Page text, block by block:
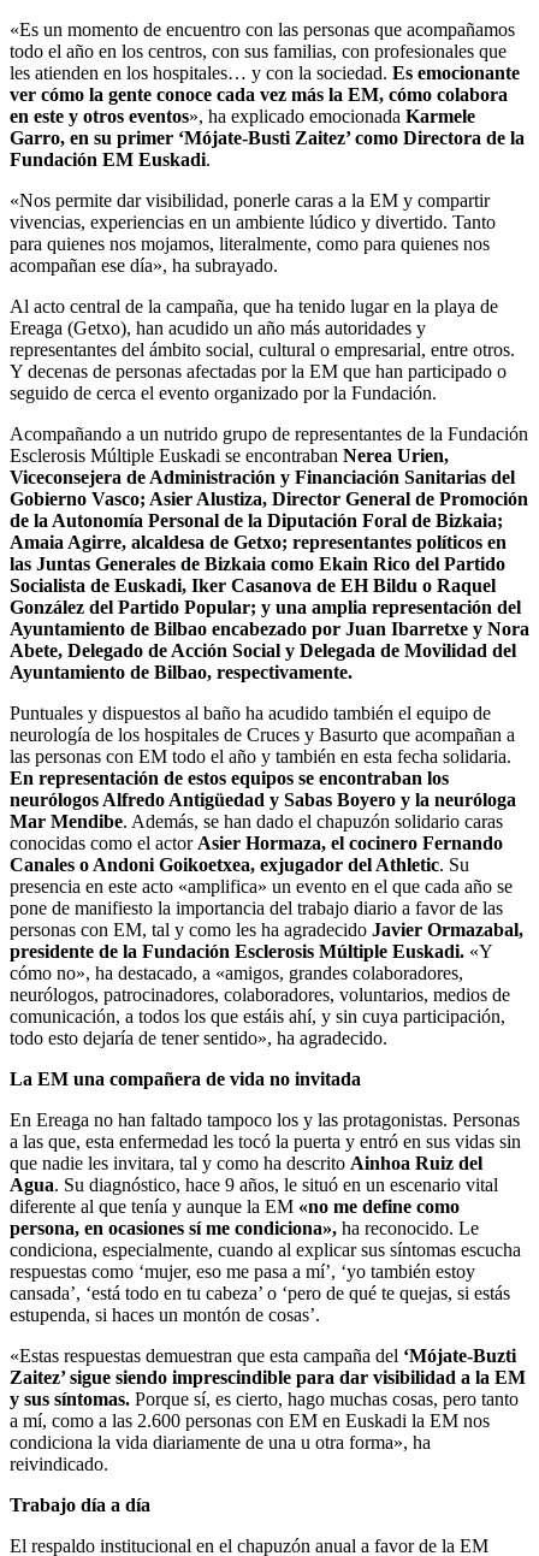
«Es un momento de encuentro con las personas que acompañamos
todo el año en los centros, con sus familias, con profesionales que
les atienden en los hospitales… y con la sociedad. Es emocionante
ver cómo la gente conoce cada vez más la EM, cómo colabora
en este y otros eventos», ha explicado emocionada Karmele
Garro, en su primer ‘Mójate-Busti Zaitez’ como Directora de la
Fundación EM Euskadi.
«Nos permite dar visibilidad, ponerle caras a la EM y compartir
vivencias, experiencias en un ambiente lúdico y divertido. Tanto
para quienes nos mojamos, literalmente, como para quienes nos
acompañan ese día», ha subrayado.
Al acto central de la campaña, que ha tenido lugar en la playa de
Ereaga (Getxo), han acudido un año más autoridades y
representantes del ámbito social, cultural o empresarial, entre otros.
Y decenas de personas afectadas por la EM que han participado o
seguido de cerca el evento organizado por la Fundación.
Acompañando a un nutrido grupo de representantes de la Fundación
Esclerosis Múltiple Euskadi se encontraban Nerea Urien,
Viceconsejera de Administración y Financiación Sanitarias del
Gobierno Vasco; Asier Alustiza, Director General de Promoción
de la Autonomía Personal de la Diputación Foral de Bizkaia;
Amaia Agirre, alcaldesa de Getxo; representantes políticos en
las Juntas Generales de Bizkaia como Ekain Rico del Partido
Socialista de Euskadi, Iker Casanova de EH Bildu o Raquel
González del Partido Popular; y una amplia representación del
Ayuntamiento de Bilbao encabezado por Juan Ibarretxe y Nora
Abete, Delegado de Acción Social y Delegada de Movilidad del
Ayuntamiento de Bilbao, respectivamente.
Puntuales y dispuestos al baño ha acudido también el equipo de
neurología de los hospitales de Cruces y Basurto que acompañan a
las personas con EM todo el año y también en esta fecha solidaria.
En representación de estos equipos se encontraban los
neurólogos Alfredo Antigüedad y Sabas Boyero y la neuróloga
Mar Mendibe. Además, se han dado el chapuzón solidario caras
conocidas como el actor Asier Hormaza, el cocinero Fernando
Canales o Andoni Goikoetxea, exjugador del Athletic. Su
presencia en este acto «amplifica» un evento en el que cada año se
pone de manifiesto la importancia del trabajo diario a favor de las
personas con EM, tal y como les ha agradecido Javier Ormazabal,
presidente de la Fundación Esclerosis Múltiple Euskadi. «Y
cómo no», ha destacado, a «amigos, grandes colaboradores,
neurólogos, patrocinadores, colaboradores, voluntarios, medios de
comunicación, a todos los que estáis ahí, y sin cuya participación,
todo esto dejaría de tener sentido», ha agradecido.
La EM una compañera de vida no invitada
En Ereaga no han faltado tampoco los y las protagonistas. Personas
a las que, esta enfermedad les tocó la puerta y entró en sus vidas sin
que nadie les invitara, tal y como ha descrito Ainhoa Ruiz del
Agua. Su diagnóstico, hace 9 años, le situó en un escenario vital
diferente al que tenía y aunque la EM «no me define como
persona, en ocasiones sí me condiciona», ha reconocido. Le
condiciona, especialmente, cuando al explicar sus síntomas escucha
respuestas como ‘mujer, eso me pasa a mí’, ‘yo también estoy
cansada’, ‘está todo en tu cabeza’ o ‘pero de qué te quejas, si estás
estupenda, si haces un montón de cosas’.
«Estas respuestas demuestran que esta campaña del ‘Mójate-Buzti
Zaitez’ sigue siendo imprescindible para dar visibilidad a la EM
y sus síntomas. Porque sí, es cierto, hago muchas cosas, pero tanto
a mí, como a las 2.600 personas con EM en Euskadi la EM nos
condiciona la vida diariamente de una u otra forma», ha
reivindicado.
Trabajo día a día
El respaldo institucional en el chapuzón anual a favor de la EM